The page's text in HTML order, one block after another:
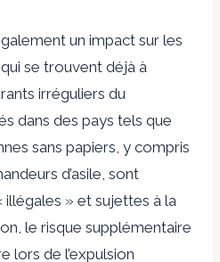
un impact sur les
se trouvent déjà à
irréguliers du
dans des pays tels que
sans papiers, y compris
d’asile, sont
» et sujettes à la
le risque supplémentaire
lors de l’expulsion